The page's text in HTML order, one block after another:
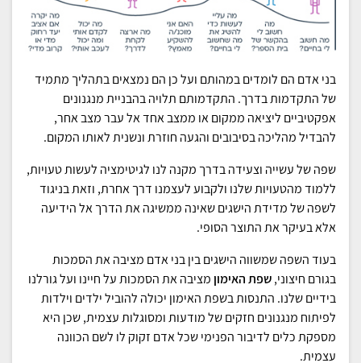
בני אדם הם לומדים במהותם ועל כן הם נמצאים בתהליך מתמיד
של התקדמות בדרך. התקדמותם תלויה בהבניית מנגנונים
אפקטיביים ליציאה ממקום או ממצב אחד אל עבר מצב אחר,
להבדיל מהליכה בסיבובים והגעה חוזרת ונשנית לאותו המקום.
שפה של עשייה וצעידה בדרך מקנה לנו לגיטימציה לעשות טעויות,
ללמוד מהטעויות שלנו ולקבוע לעצמנו דרך אחרת, וזאת בניגוד
לשפה של מדידת הישגים שאינה ממשיגה את הדרך אל הידיעה
אלא בעיקר את התוצר הסופי.
בעוד השפה שמשווה הישגים בין בני אדם מציבה את הסמכות
בגורם חיצוני,שפת האימון מציבה את הסמכות על חיינו ועל גורלנו
בידיים שלנו. התנסות בשפת האימון יכולה להוביל ילדים וילדות
לפיתוח מנגנונים חזקים של מודעות ומסוגלות עצמית, שכן היא
מספקת כלים לדיבור הפנימי שכל אדם זקוק לו לשם הכוונה
עצמית.